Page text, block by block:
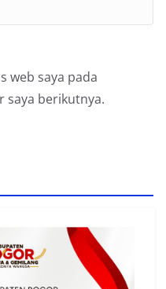
web saya pada
saya berikutnya.